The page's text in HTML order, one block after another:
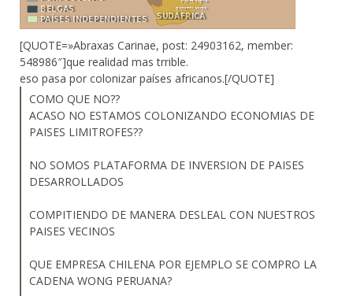
[QUOTE=»Abraxas Carinae, post: 24903162, member:
548986″]que realidad mas trrible.
eso pasa por colonizar países africanos.[/QUOTE]
COMO QUE NO??
ACASO NO ESTAMOS COLONIZANDO ECONOMIAS DE
PAISES LIMITROFES??
NO SOMOS PLATAFORMA DE INVERSION DE PAISES
DESARROLLADOS
COMPITIENDO DE MANERA DESLEAL CON NUESTROS
PAISES VECINOS
QUE EMPRESA CHILENA POR EJEMPLO SE COMPRO LA
CADENA WONG PERUANA?